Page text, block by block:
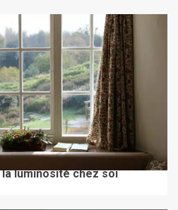
luminosité chez soi